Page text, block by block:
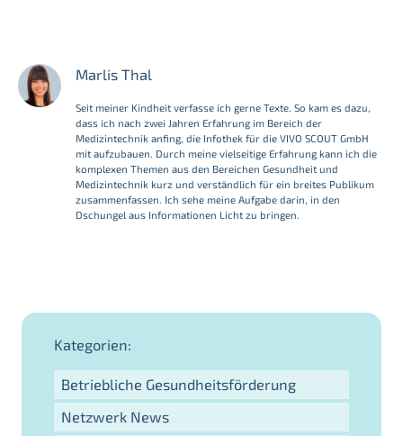
Marlis Thal
Seit meiner Kindheit verfasse ich gerne Texte. So kam es dazu,
dass ich nach zwei Jahren Erfahrung im Bereich der
Medizintechnik anfing, die Infothek für die VIVO SCOUT GmbH
mit aufzubauen. Durch meine vielseitige Erfahrung kann ich die
komplexen Themen aus den Bereichen Gesundheit und
Medizintechnik kurz und verständlich für ein breites Publikum
zusammenfassen. Ich sehe meine Aufgabe darin, in den
Dschungel aus Informationen Licht zu bringen.
Kategorien:
Betriebliche Gesundheitsförderung
Netzwerk News